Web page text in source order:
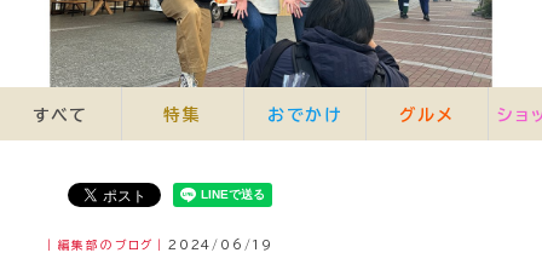
すべて 特集 おでかけ グルメ ショ
｜編集部のブログ｜2024/06/19